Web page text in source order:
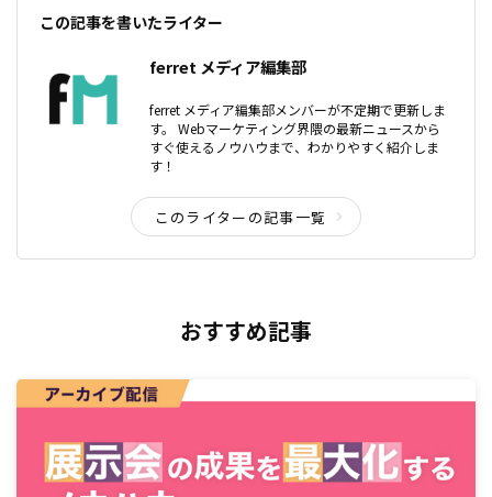
この記事を書いたライター
ferret メディア編集部
ferret メディア編集部メンバーが不定期で更新しま
す。 Webマーケティング界隈の最新ニュースから
すぐ使えるノウハウまで、わかりやすく紹介しま
す！
このライターの記事一覧
おすすめ記事